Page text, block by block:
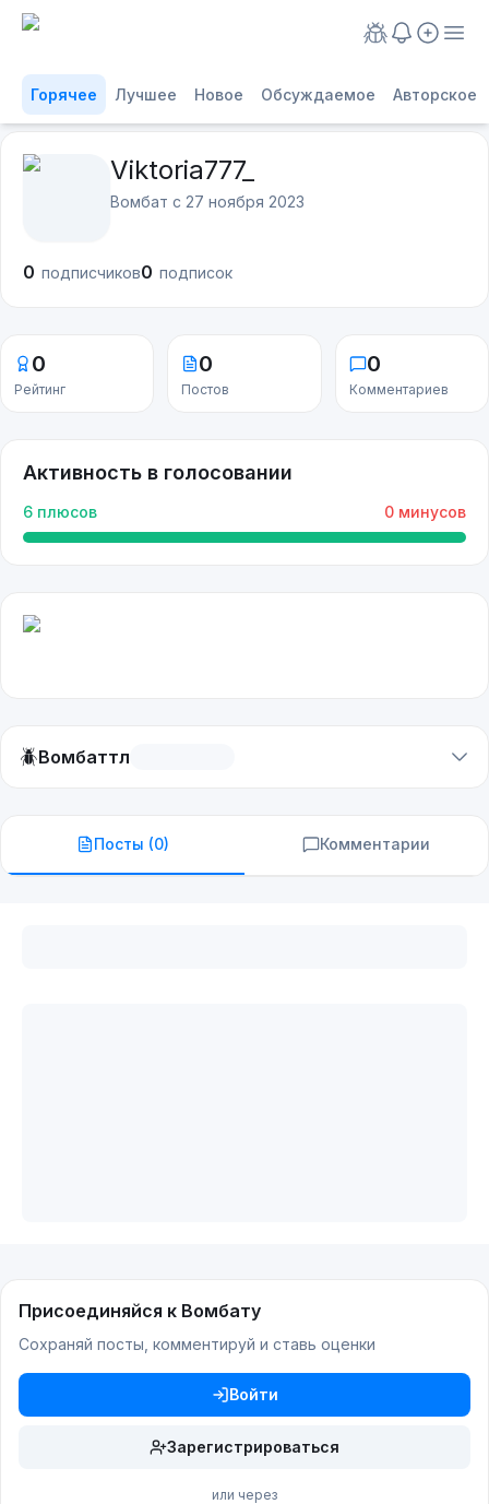
Горячее Лучшее Новое Обсуждаемое Авторское
Viktoria777_
Вомбат с 27 ноября 2023
0 подписчиков0 подписок
0
Рейтинг
0
Постов
0
Комментариев
Активность в голосовании
6 плюсов 0 минусов
🪲Вомбаттл
Посты (0) Комментарии
Присоединяйся к Вомбату
Сохраняй посты, комментируй и ставь оценки
Войти
Зарегистрироваться
или через